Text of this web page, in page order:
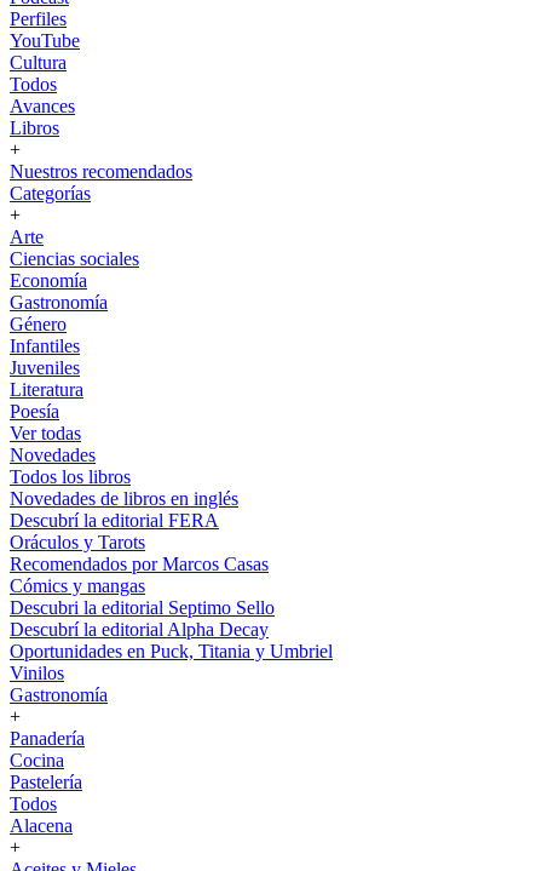
Perfiles
YouTube
Cultura
Todos
Avances
Libros
+
Nuestros recomendados
Categorías
+
Arte
Ciencias sociales
Economía
Gastronomía
Género
Infantiles
Juveniles
Literatura
Poesía
Ver todas
Novedades
Todos los libros
Novedades de libros en inglés
Descubrí la editorial FERA
Oráculos y Tarots
Recomendados por Marcos Casas
Cómics y mangas
Descubri la editorial Septimo Sello
Descubrí la editorial Alpha Decay
Oportunidades en Puck, Titania y Umbriel
Vinilos
Gastronomía
+
Panadería
Cocina
Pastelería
Todos
Alacena
+